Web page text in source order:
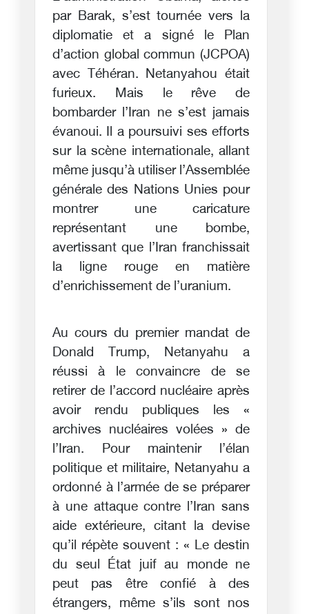
par Barak, s’est tournée vers la
diplomatie et a signé le Plan
d’action global commun (JCPOA)
avec Téhéran. Netanyahou était
furieux. Mais le rêve de
bombarder l’Iran ne s’est jamais
évanoui. Il a poursuivi ses efforts
sur la scène internationale, allant
même jusqu’à utiliser l’Assemblée
générale des Nations Unies pour
montrer une caricature
représentant une bombe,
avertissant que l’Iran franchissait
la ligne rouge en matière
d’enrichissement de l’uranium.
Au cours du premier mandat de
Donald Trump, Netanyahu a
réussi à le convaincre de se
retirer de l’accord nucléaire après
avoir rendu publiques les «
archives nucléaires volées » de
l’Iran. Pour maintenir l’élan
politique et militaire, Netanyahu a
ordonné à l’armée de se préparer
à une attaque contre l’Iran sans
aide extérieure, citant la devise
qu’il répète souvent : « Le destin
du seul État juif au monde ne
peut pas être confié à des
étrangers, même s’ils sont nos